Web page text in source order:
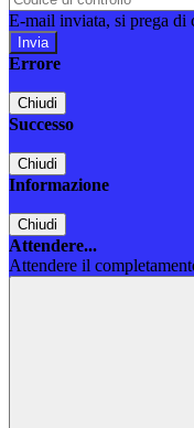
E-mail inviata, si prega di
Errore
Chiudi
Successo
Chiudi
Informazione
Chiudi
Attendere...
Attendere il